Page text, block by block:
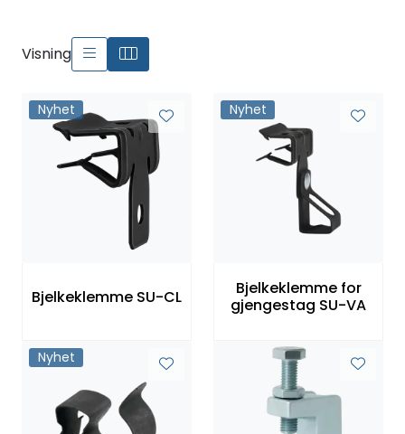
Visning
Nyhet
Bjelkeklemme SU-CL
Nyhet
Bjelkeklemme for
gjengestag SU-VA
Nyhet